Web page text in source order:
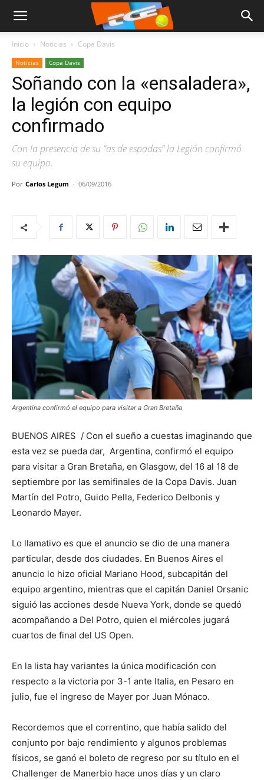
Inicio Noticias Copa Davis
Noticias Copa Davis
Soñando con la «ensaladera»,
la legión con equipo
confirmado
Con la presencia de su “as de espadas” la Legión confirmó
su equipo.
Por Carlos Legum - 06/09/2016
Argentina confirmó el equipo para visitar a Gran Bretaña
BUENOS AIRES / Con el sueño a cuestas imaginando que
esta vez se pueda dar, Argentina, confirmó el equipo
para visitar a Gran Bretaña, en Glasgow, del 16 al 18 de
septiembre por las semifinales de la Copa Davis. Juan
Martín del Potro, Guido Pella, Federico Delbonis y
Leonardo Mayer.
Lo llamativo es que el anuncio se dio de una manera
particular, desde dos ciudades. En Buenos Aires el
anuncio lo hizo oficial Mariano Hood, subcapitán del
equipo argentino, mientras que el capitán Daniel Orsanic
siguió las acciones desde Nueva York, donde se quedó
acompañando a Del Potro, quien el miércoles jugará
cuartos de final del US Open.
En la lista hay variantes la única modificación con
respecto a la victoria por 3-1 ante Italia, en Pesaro en
julio, fue el ingreso de Mayer por Juan Mónaco.
Recordemos que el correntino, que había salido del
conjunto por bajo rendimiento y algunos problemas
físicos, se ganó el boleto de regreso por su título en el
Challenger de Manerbio hace unos días y un claro